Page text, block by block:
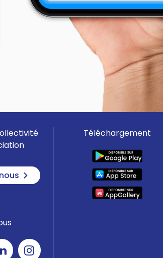
Téléchargement